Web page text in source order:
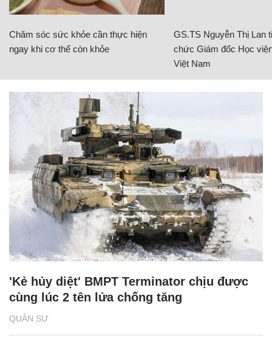
Chăm sóc sức khỏe cần thực hiện
ngay khi cơ thể còn khỏe
GS.TS Nguyễn Thị Lan
chức Giám đốc Học
Việt Nam
QUÂN SỰ
'Kẻ hủy diệt' BMPT Terminator chịu được
cùng lúc 2 tên lửa chống tăng